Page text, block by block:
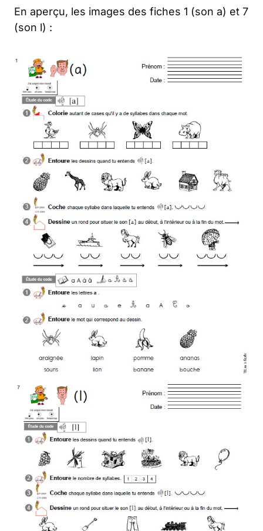
En aperçu, les images des fiches 1 (son a) et 7
(son l) :